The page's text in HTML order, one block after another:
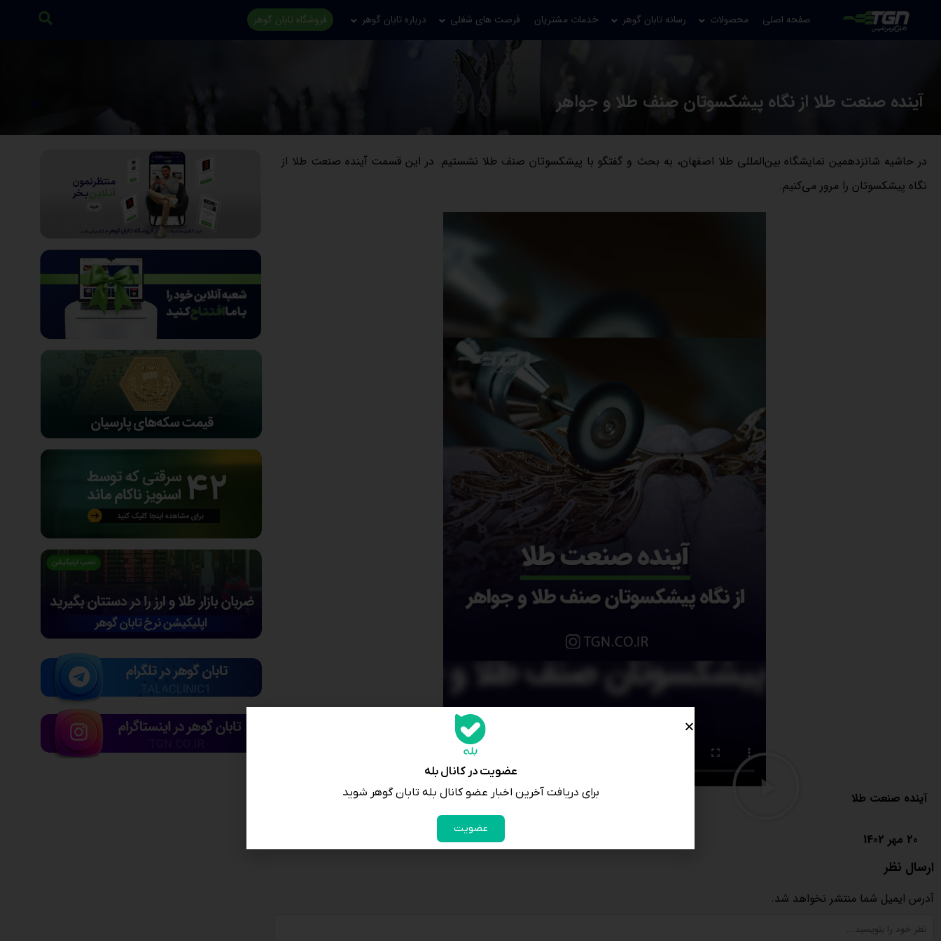
صفحه اصلی محصولات رسانه تابان گوهر خدمات مشتریان فرصت های شغلی درباره تابان گوهر فروشگاه تابان گوهر
آینده صنعت طلا از نگاه پیشکسوتان صنف طلا و جواهر
در حاشیه شانزدهمین نمایشگاه بین‌المللی طلا اصفهان، به بحث و گفتگو با پیشکسوتان صنف طلا نشستیم. در این قسمت آینده صنعت طلا از
نگاه پیشکسوتان را مرور می‌کنیم.
آینده صنعت طلا
20 مهر 1402
ارسال نظر
آدرس ایمیل شما منتشر نخواهد شد.
عضویت در کانال بله
برای دریافت آخرین اخبار عضو کانال بله تابان گوهر شوید
عضویت